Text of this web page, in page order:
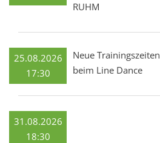
RUHM
25.08.2026
17:30
Neue Trainingszeiten
beim Line Dance
31.08.2026
18:30